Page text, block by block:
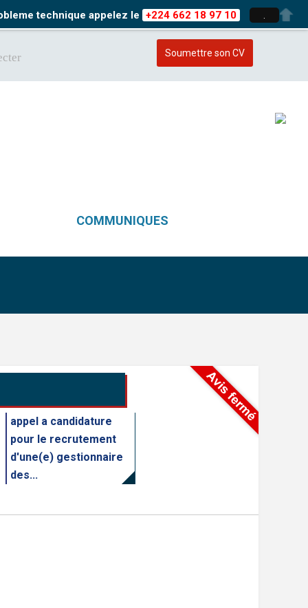
technique appelez le +224 662 18 97 10
Soumettre son CV
COMMUNIQUES
appel a candidature
pour le recrutement
d'une(e) gestionnaire
des...